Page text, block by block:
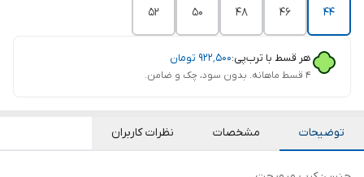
44
46
48
50
52
هر قسط با ترب‌پی:۹۲۲٬۵۰۰ تومان
۴ قسط ماهانه. بدون سود، چک و ضامن.
توضیحات مشخصات نظرات کاربران